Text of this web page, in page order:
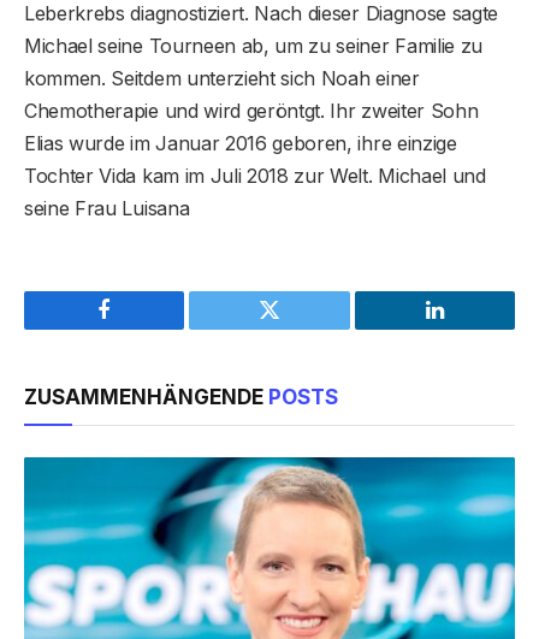
Leberkrebs diagnostiziert. Nach dieser Diagnose sagte
Michael seine Tourneen ab, um zu seiner Familie zu
kommen. Seitdem unterzieht sich Noah einer
Chemotherapie und wird geröntgt. Ihr zweiter Sohn
Elias wurde im Januar 2016 geboren, ihre einzige
Tochter Vida kam im Juli 2018 zur Welt. Michael und
seine Frau Luisana
Facebook Twitter LinkedIn
ZUSAMMENHÄNGENDE POSTS